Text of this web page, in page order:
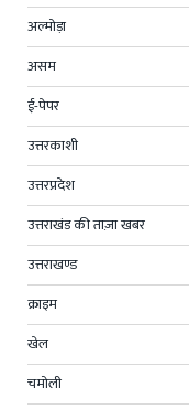
अल्मोड़ा
असम
ई-पेपर
उत्तरकाशी
उत्तरप्रदेश
उत्तराखंड की ताज़ा खबर
उत्तराखण्ड
क्राइम
खेल
चमोली